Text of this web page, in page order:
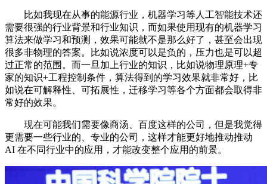
比如我现在从事的能源行业，机器学习等人工智能技术还
需要很强的行业背景和行业知识，而如果使用现有的机器学习
算法来做学习和预测，效果可能就不是那么好了，甚至会出现
很多非物理的答案。比如说浓度可以是负的，压力也是可以超
过正常的范围。而一旦加上行业的知识，比如说物理原理+专
家的知识+工程控制条件，算法得到的学习效果就非常好，比
如说在可解释性、可拓展性，迁移学习等各个方面都会取得非
常好的效果。
现在可能我们需要像商汤、百度这样的公司，但是我觉得
更需要一些行业的、专业的公司，这样才能更好地推动推动
AI 在不同行业中的应用，才能改变整个应用的前景。